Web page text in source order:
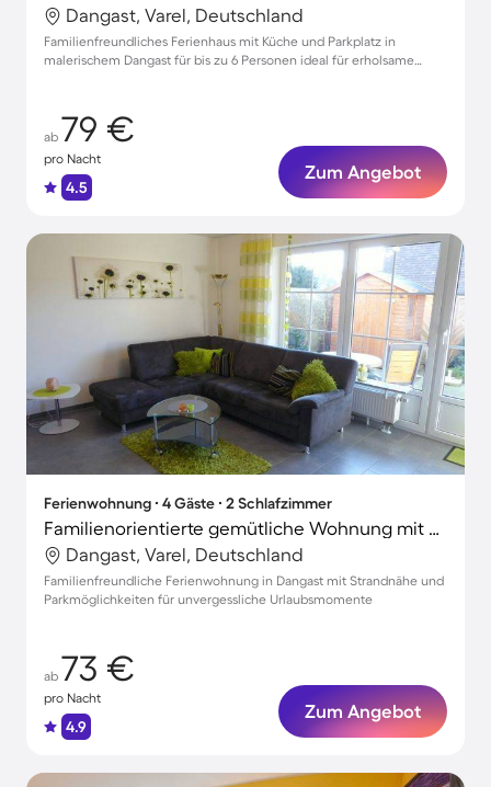
Dangast, Varel, Deutschland
Familienfreundliches Ferienhaus mit Küche und Parkplatz in
malerischem Dangast für bis zu 6 Personen ideal für erholsame
ab 79 €
pro Nacht
4.5
Zum Angebot
Ferienwohnung ∙ 4 Gäste ∙ 2 Schlafzimmer
Familienorientierte gemütliche Wohnung mit Terrasse | Strand in der Nähe
Dangast, Varel, Deutschland
Familienfreundliche Ferienwohnung in Dangast mit Strandnähe und
Parkmöglichkeiten für unvergessliche Urlaubsmomente
ab 73 €
pro Nacht
4.9
Zum Angebot